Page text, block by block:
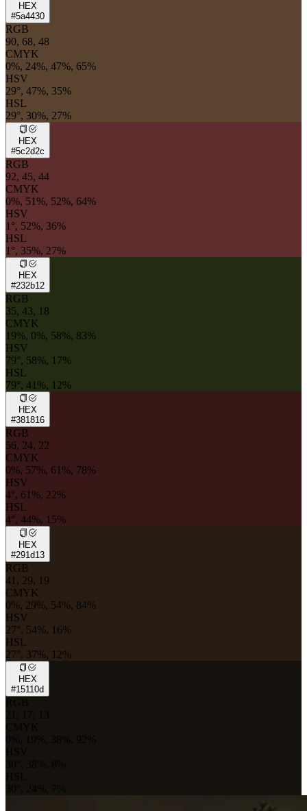
HEX
#5a4430
RGB
90, 68, 48
CMYK
0%, 24%, 47%, 65%
HSV
29°, 47%, 35%
HSL
29°, 30%, 27%
HEX
#5c2d2c
RGB
92, 45, 44
CMYK
0%, 51%, 52%, 64%
HSV
1°, 52%, 36%
HSL
1°, 35%, 27%
HEX
#232b12
RGB
35, 43, 18
CMYK
19%, 0%, 58%, 83%
HSV
79°, 58%, 17%
HSL
79°, 41%, 12%
HEX
#381816
RGB
56, 24, 22
CMYK
0%, 57%, 61%, 78%
HSV
4°, 61%, 22%
HSL
4°, 44%, 15%
HEX
#291d13
RGB
41, 29, 19
CMYK
0%, 29%, 54%, 84%
HSV
27°, 54%, 16%
HSL
27°, 37%, 12%
HEX
#15110d